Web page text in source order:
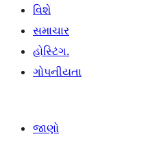
વિશે
સમાચાર
હોસ્ટિંગ.
ગોપનીયતા
જાણો